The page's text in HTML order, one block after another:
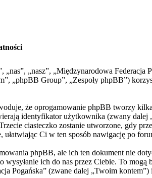
„nasz”, „Międzynarodowa Federacja
„phpBB Group”, „Zespoły phpBB”)
że oprogamowanie phpBB tworzy
identyfikator użytkownika (zwany dalej
ciasteczko zostanie utworzone, gdy
ułatwiając Ci w ten sposób nawigację po
phpBB, ale ich ten dokument nie
ich do nas przez Ciebie. To mogą
Pogańska” (zwane dalej „Twoim kontem”)